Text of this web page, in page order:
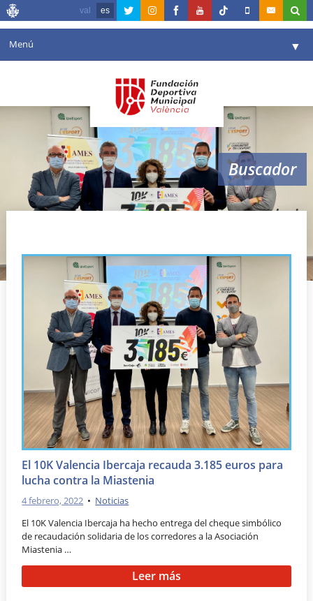
val es
Menú ▼
Agenda
Instalaciones
Comunicación ▼
Valencia en deporte
Buscador
solidario
El 10K Valencia Ibercaja recauda 3.185 euros para
lucha contra la Miastenia
4 febrero, 2022 • Noticias
El 10K Valencia Ibercaja ha hecho entrega del cheque simbólico
de recaudación solidaria de los corredores a la Asociación
Miastenia …
Leer más